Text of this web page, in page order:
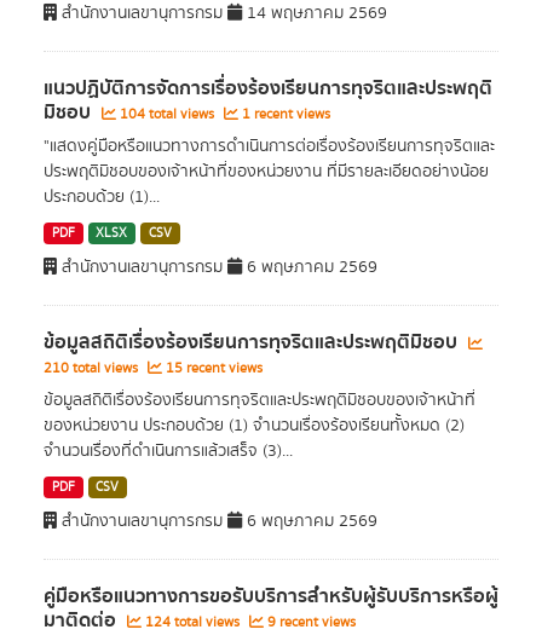
สำนักงานเลขานุการกรม 14 พฤษภาคม 2569
แนวปฏิบัติการจัดการเรื่องร้องเรียนการทุจริตและประพฤติ
มิชอบ 104 total views 1 recent views
"แสดงคู่มือหรือแนวทางการดำเนินการต่อเรื่องร้องเรียนการทุจริตและ
ประพฤติมิชอบของเจ้าหน้าที่ของหน่วยงาน ที่มีรายละเอียดอย่างน้อย
ประกอบด้วย (1)...
PDF XLSX CSV
สำนักงานเลขานุการกรม 6 พฤษภาคม 2569
ข้อมูลสถิติเรื่องร้องเรียนการทุจริตและประพฤติมิชอบ
210 total views 15 recent views
ข้อมูลสถิติเรื่องร้องเรียนการทุจริตและประพฤติมิชอบของเจ้าหน้าที่
ของหน่วยงาน ประกอบด้วย (1) จำนวนเรื่องร้องเรียนทั้งหมด (2)
จำนวนเรื่องที่ดำเนินการแล้วเสร็จ (3)...
PDF CSV
สำนักงานเลขานุการกรม 6 พฤษภาคม 2569
คู่มือหรือแนวทางการขอรับบริการสำหรับผู้รับบริการหรือผู้
มาติดต่อ 124 total views 9 recent views